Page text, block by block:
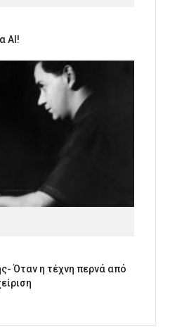
AI!
Όταν η τέχνη περνά από